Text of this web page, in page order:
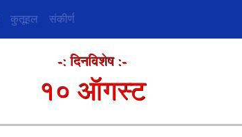
कुतूहल संकीर्ण
-: दिनविशेष :-
१० ऑगस्ट